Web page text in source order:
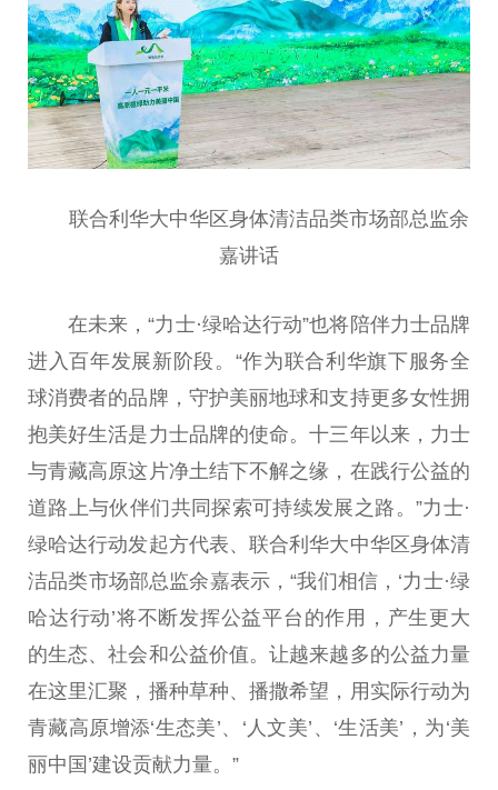
联合利华大中华区身体清洁品类市场部总监余
嘉讲话
在未来，“力士·绿哈达行动”也将陪伴力士品牌
进入百年发展新阶段。“作为联合利华旗下服务全
球消费者的品牌，守护美丽地球和支持更多女性拥
抱美好生活是力士品牌的使命。十三年以来，力士
与青藏高原这片净土结下不解之缘，在践行公益的
道路上与伙伴们共同探索可持续发展之路。”力士·
绿哈达行动发起方代表、联合利华大中华区身体清
洁品类市场部总监余嘉表示，“我们相信，‘力士·绿
哈达行动’将不断发挥公益平台 的作用，产生更大
的生态、社会和公益价值。让越来越多的公益力量
在这里汇聚，播种草种、播撒希望，用实际行动为
青藏高原增添‘生态美’、‘人文美’、‘生活美’，为‘美
丽中国 ’建设贡献力量。”